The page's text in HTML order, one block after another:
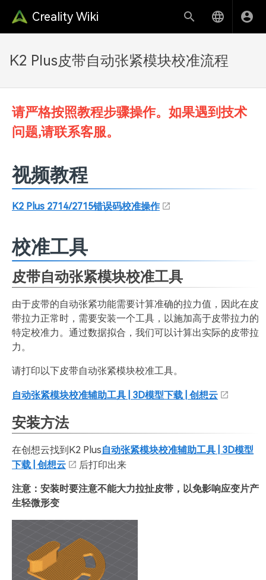
Creality Wiki
K2 Plus皮带自动张紧模块校准流程
请严格按照教程步骤操作。如果遇到技术
问题,请联系客服。
视频教程
K2 Plus 2714/2715错误码校准操作
校准工具
皮带自动张紧模块校准工具
由于皮带的自动张紧功能需要计算准确的拉力值，因此在皮
带拉力正常时，需要安装一个工具，以施加高于皮带拉力的
特定校准力。通过数据拟合，我们可以计算出实际的皮带拉
力。
请打印以下皮带自动张紧模块校准工具。
自动张紧模块校准辅助工具 | 3D模型下载 | 创想云
安装方法
在创想云找到K2 Plus自动张紧模块校准辅助工具 | 3D模型
下载 | 创想云
后打印出来
注意：安装时要注意不能大力拉扯皮带，以免影响应变片产
生轻微形变